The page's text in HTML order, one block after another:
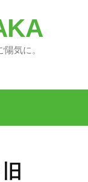
味の話題